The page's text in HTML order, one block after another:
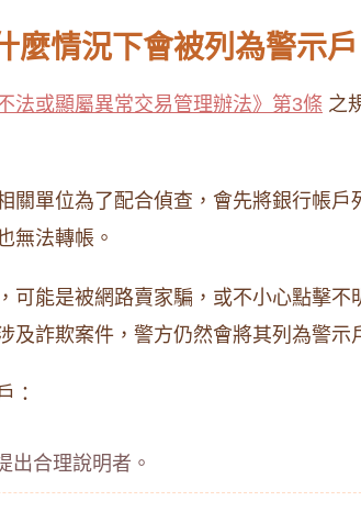
麼情況下會被列為警示戶
法或顯屬異常交易管理辦法》第3條 之
關單位為了配合偵查，會先將銀行帳
無法轉帳。
可能是被網路賣家騙，或不小心點擊
詐欺案件，警方仍然會將其列為警示
：
出合理說明者。